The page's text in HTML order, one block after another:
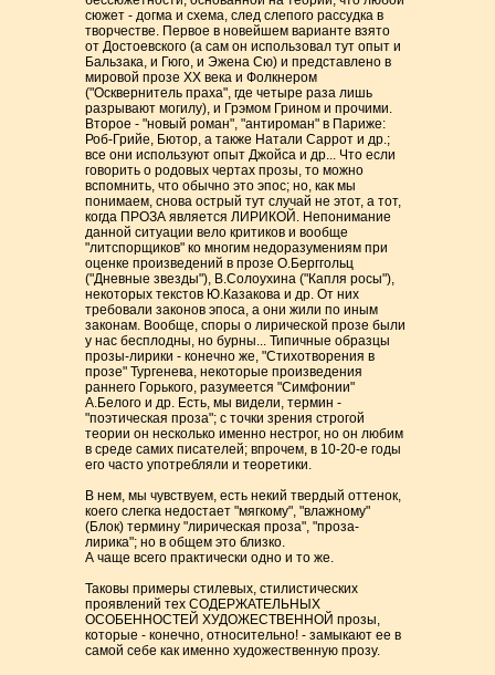
сюжет - догма и схема, след слепого рассудка в
творчестве. Первое в новейшем варианте взято
от Достоевского (а сам он использовал тут опыт и
Бальзака, и Гюго, и Эжена Сю) и представлено в
мировой прозе XX века и Фолкнером
("Осквернитель праха", где четыре раза лишь
разрывают могилу), и Грэмом Грином и прочими.
Второе - "новый роман", "антироман" в Париже:
Роб-Грийе, Бютор, а также Натали Саррот и др.;
все они используют опыт Джойса и др... Что если
говорить о родовых чертах прозы, то можно
вспомнить, что обычно это эпос; но, как мы
понимаем, снова острый тут случай не этот, а тот,
когда ПРОЗА является ЛИРИКОЙ. Непонимание
данной ситуации вело критиков и вообще
"литспорщиков" ко многим недоразумениям при
оценке произведений в прозе О.Берггольц
("Дневные звезды"), В.Солоухина ("Капля росы"),
некоторых текстов Ю.Казакова и др. От них
требовали законов эпоса, а они жили по иным
законам. Вообще, споры о лирической прозе были
у нас бесплодны, но бурны... Типичные образцы
прозы-лирики - конечно же, "Стихотворения в
прозе" Тургенева, некоторые произведения
раннего Горького, разумеется "Симфонии"
А.Белого и др. Есть, мы видели, термин -
"поэтическая проза"; с точки зрения строгой
теории он несколько именно нестрог, но он любим
в среде самих писателей; впрочем, в 10-20-е годы
его часто употребляли и теоретики.
В нем, мы чувствуем, есть некий твердый оттенок,
коего слегка недостает "мягкому", "влажному"
(Блок) термину "лирическая проза", "проза-
лирика"; но в общем это близко.
А чаще всего практически одно и то же.
Таковы примеры стилевых, стилистических
проявлений тех СОДЕРЖАТЕЛЬНЫХ
ОСОБЕННОСТЕЙ ХУДОЖЕСТВЕННОЙ прозы,
которые - конечно, относительно! - замыкают ее в
самой себе как именно художественную прозу.